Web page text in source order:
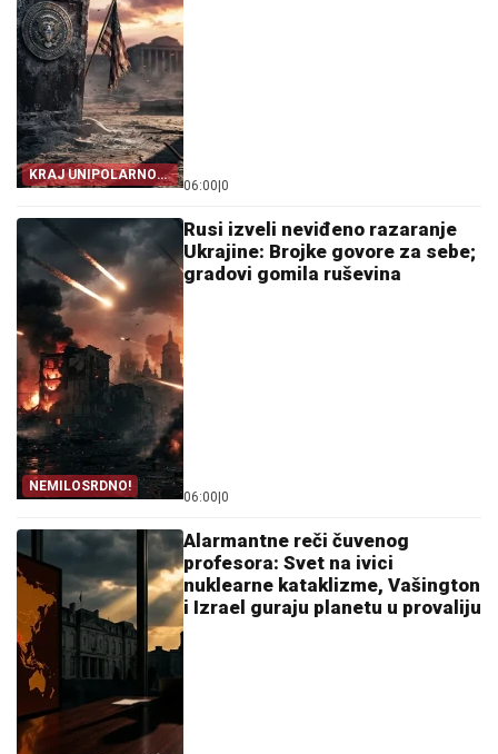
KRAJ UNIPOLARNOG
SVETA!
06:00 0
NEMILOSRDNO!
Rusi izveli neviđeno razaranje
Ukrajine: Brojke govore za sebe;
gradovi gomila ruševina
06:00 0
Alarmantne reči čuvenog
profesora: Svet na ivici
nuklearne kataklizme, Vašington
i Izrael guraju planetu u provaliju